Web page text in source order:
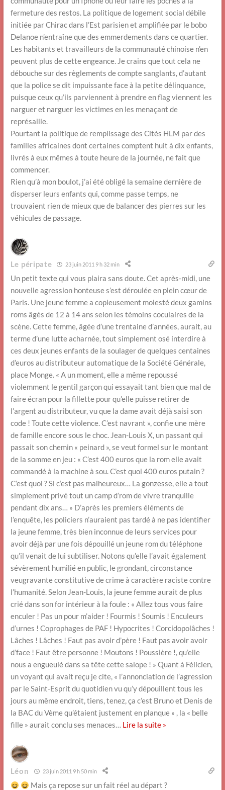
fermeture des restos. La politique de logement social débile
initiée par Chirac dans l’Est parisien et amplifiée par le bobo
Delanoe n’entraîne que des emmerdements dans ce quartier.
Les habitants et travailleurs de la communauté chinoise n’en
peuvent plus de cette engeance. Je crains que tout cela ne
débouche sur des règlements de compte sanglants, d’autant
que la police se dit impuissante face à la petite délinquance,
puisque ceux qu’ils parviennent à prendre en flag viennent les
narguer et narguer les victimes en les menaçant de
représaille.
Pourtant la politique de remplissage des Cités HLM par des
familles africaines dont certaines comptent huit à dix enfants,
livrés à eux mêmes à toute heure de la journée, ne fait que
commencer.
Rien qu’à mon boulot, j’ai été obligé la semaine dernière de
disperser leurs enfants qui, comme passe temps, ne
trouvaient rien de mieux que de balancer des pierres sur les
véhicules de passage.
Le péripate 23 juin 2011 9 h 32 min
Un petit texte qui vous plaira sans doute. Cet après-midi, une
nouvelle agression honteuse s’est déroulée en plein cœur de
Paris. Une jeune femme a copieusement molesté deux gamins
roms âgés de 12 à 14 ans selon les témoins coculaires de la
scène. Cette femme, âgée d’une trentaine d’années, aurait, au
terme d’une lutte acharnée, tout simplement osé interdire à
ces deux jeunes enfants de la soulager de quelques centaines
d’euros au distributeur automatique de la Société Générale,
place Monge. « A un moment, elle a même repoussé
violemment le gentil garçon qui essayait tant bien que mal de
faire écran pour la fillette pour qu’elle puisse retirer de
l’argent au distributeur, vu que la dame avait déjà saisi son
code ! Toute cette violence. C’est navrant », confie une mère
de famille encore sous le choc. Jean-Louis X, un passant qui
passait son chemin « peinard », se veut formel sur le montant
de la somme en jeu : « C’est 400 euros que la rom elle avait
commandé à la machine à sou. C’est quoi 400 euros putain ?
C’est quoi ? Si c’est pas malheureux… La gonzesse, elle a tout
simplement privé tout un camp d’rom de vivre tranquille
pendant dix ans… » D’après les premiers éléments de
l’enquête, les policiers n’auraient pas tardé à ne pas identifier
la jeune femme, très bien inconnue de leurs services pour
avoir déjà par une fois dépouillé un jeune rom du téléphone
qu’il venait de lui subtiliser. Notons qu’elle l’avait également
sévèrement humilié en public, le grondant, circonstance
veugravante constitutive de crime à caractère raciste contre
l’humanité. Selon Jean-Louis, la jeune femme aurait de plus
crié dans son for intérieur à la foule : « Allez tous vous faire
enculer ! Pas un pour m’aider ! Fourmis ! Soumis ! Enculeurs
d’urnes ! Coprophages de PAF ! Hypocrites ! Corcidopolâches !
Lâches ! Lâches ! Faut pas avoir d’père ! Faut pas avoir avoir
d’face ! Faut être personne ! Moutons ! Poussière !, qu’elle
nous a engueulé dans sa tête cette salope ! » Quant à Félicien,
un voyant qui avait reçu je cite, « l’annonciation de l’agression
par le Saint-Esprit du quotidien vu qu’y dépouillent tous les
jours au même endroit, tiens, tenez, ça c’est Bruno et Denis de
la BAC du Vème qu’étaient justement en planque » , la « belle
fille » aurait conclu ses menaces… Lire la suite »
Léon 23 juin 2011 9 h 50 min
Mais ça repose sur un fait réel au départ ?